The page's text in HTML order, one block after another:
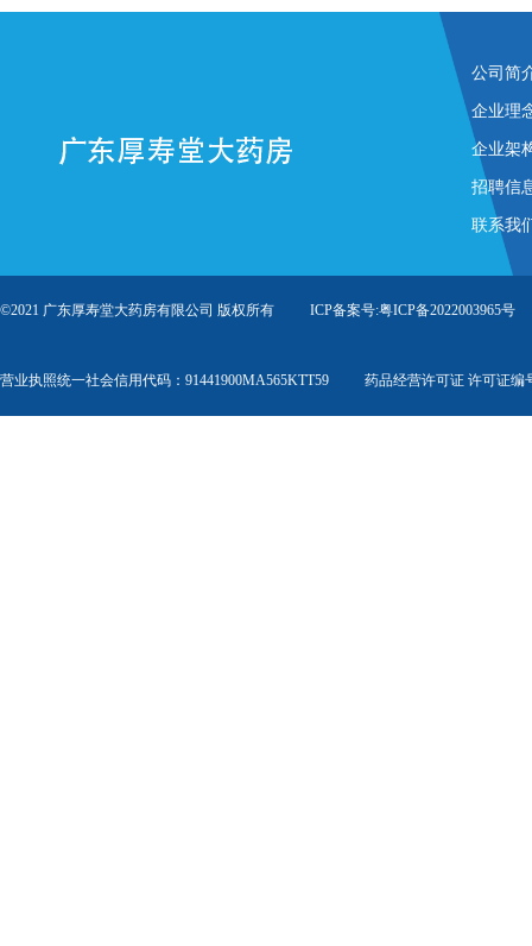
公司简
企业理
企业架
招聘信
联系我
©2021 广东厚寿堂大药房有限公司 版权所有 ICP备案号:粤ICP备2022003965号
营业执照统一社会信用代码：91441900MA565KTT59 药品经营许可证 许可